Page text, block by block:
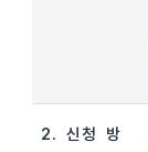
2. 신청 방